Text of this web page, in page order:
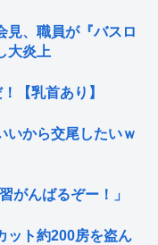
見、職員が『バスロ
大炎上
【乳首あり】
いから交尾したいｗ
がんばるぞー！」
ット約200房を盗ん